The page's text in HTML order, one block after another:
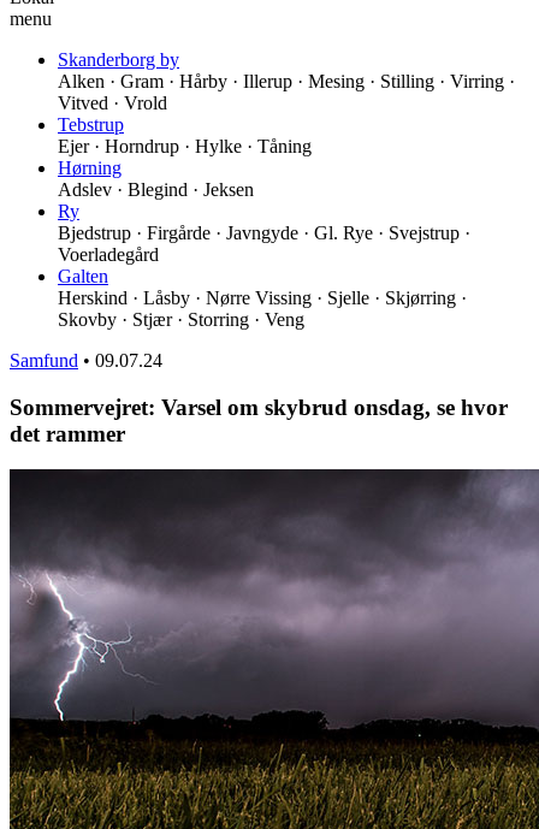
menu
Skanderborg by
Alken · Gram · Hårby · Illerup · Mesing · Stilling · Virring ·
Vitved · Vrold
Tebstrup
Ejer · Horndrup · Hylke · Tåning
Hørning
Adslev · Blegind · Jeksen
Ry
Bjedstrup · Firgårde · Javngyde · Gl. Rye · Svejstrup ·
Voerladegård
Galten
Herskind · Låsby · Nørre Vissing · Sjelle · Skjørring ·
Skovby · Stjær · Storring · Veng
Samfund • 09.07.24
Sommervejret: Varsel om skybrud onsdag, se hvor
det rammer